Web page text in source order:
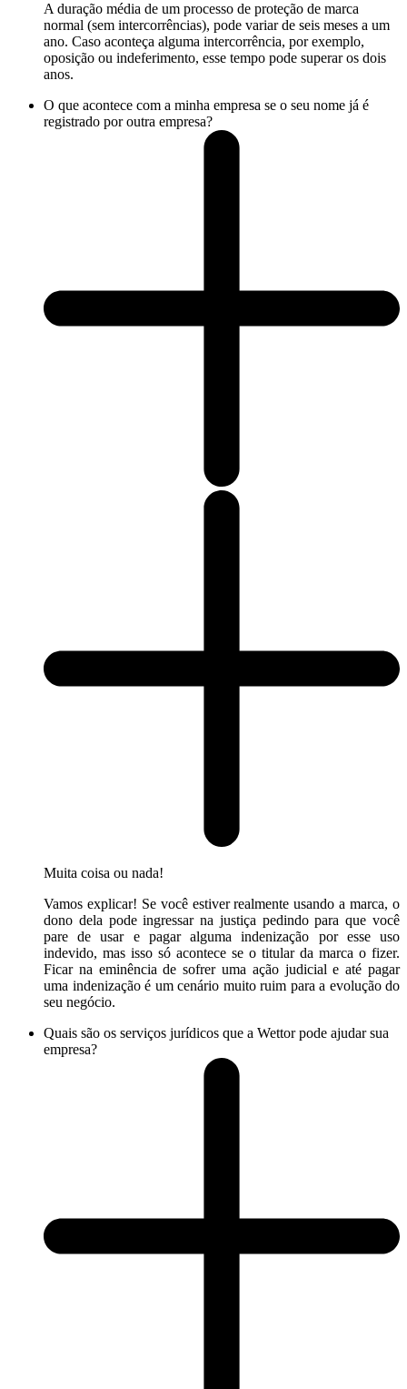
A duração média de um processo de proteção de marca
normal (sem intercorrências), pode variar de seis meses a um
ano. Caso aconteça alguma intercorrência, por exemplo,
oposição ou indeferimento, esse tempo pode superar os dois
anos.
O que acontece com a minha empresa se o seu nome já é
registrado por outra empresa?
Muita coisa ou nada!
Vamos explicar! Se você estiver realmente usando a marca, o
dono dela pode ingressar na justiça pedindo para que você
pare de usar e pagar alguma indenização por esse uso
indevido, mas isso só acontece se o titular da marca o fizer.
Ficar na eminência de sofrer uma ação judicial e até pagar
uma indenização é um cenário muito ruim para a evolução do
seu negócio.
Quais são os serviços jurídicos que a Wettor pode ajudar sua
empresa?